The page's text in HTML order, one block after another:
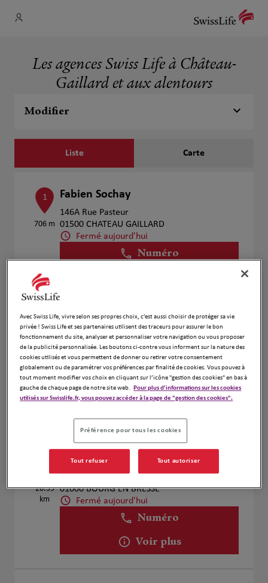
Les agences Swiss Life à Château-
Gaillard et aux alentours
Modifier
Liste Carte
1
706 m
Fabien Sochay
146A Rue Pasteur
01500 CHATEAU GAILLARD
Fermé aujourd'hui
Numéro
2
24.23
km
MAULOUBIER & BODHUIN
27 Rue des Hibiscus
38280 Villette d'Anthon
Fermé aujourd'hui
Numéro
26.59
km
Houssin Julien
15 AVENUE ALSACE LORRAINE
01000 BOURG EN BRESSE
Fermé aujourd'hui
Numéro
Voir plus
Avec Swiss Life, vivre selon ses propres choix, c’est aussi choisir de protéger sa vie
privée ! Swiss Life et ses partenaires utilisent des traceurs pour assurer le bon
fonctionnement du site, analyser et personnaliser votre navigation ou vous proposer
de la publicité personnalisée. Les boutons ci-contre vous informent sur la nature des
cookies utilisés et vous permettent de donner ou retirer votre consentement
globalement ou de paramétrer vos préférences par finalité de cookies. Vous pouvez à
tout moment modifier vos choix en cliquant sur l’icône "gestion des cookies" en bas à
gauche de chaque page de notre site web. Pour plus d'informations sur les cookies
utilisés sur Swisslife.fr, vous pouvez accéder à la page de "gestion des cookies".
Préférence pour tous les cookies
Tout refuser Tout autoriser